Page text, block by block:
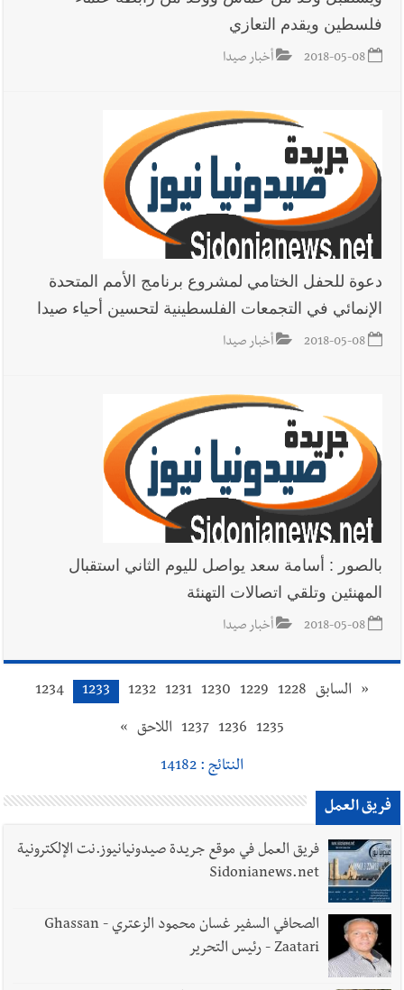
فلسطين ويقدم التعازي
2018-05-08 أخبار صيدا
دعوة للحفل الختامي لمشروع برنامج الأمم المتحدة
الإنمائي في التجمعات الفلسطينية لتحسين أحياء صيدا
2018-05-08 أخبار صيدا
بالصور : أسامة سعد يواصل لليوم الثاني استقبال
المهنئين وتلقي اتصالات التهنئة
2018-05-08 أخبار صيدا
« السابق 1228
1229
1230
1231
1232
1233
1234
1235
1236
1237 اللاحق »
النتائج : 14182
فريق العمل
فريق العمل في موقع جريدة صيدونيانيوز.نت الإلكترونية
Sidonianews.net
الصحافي السفير غسان محمود الزعتري - Ghassan
Zaatari - رئيس التحرير